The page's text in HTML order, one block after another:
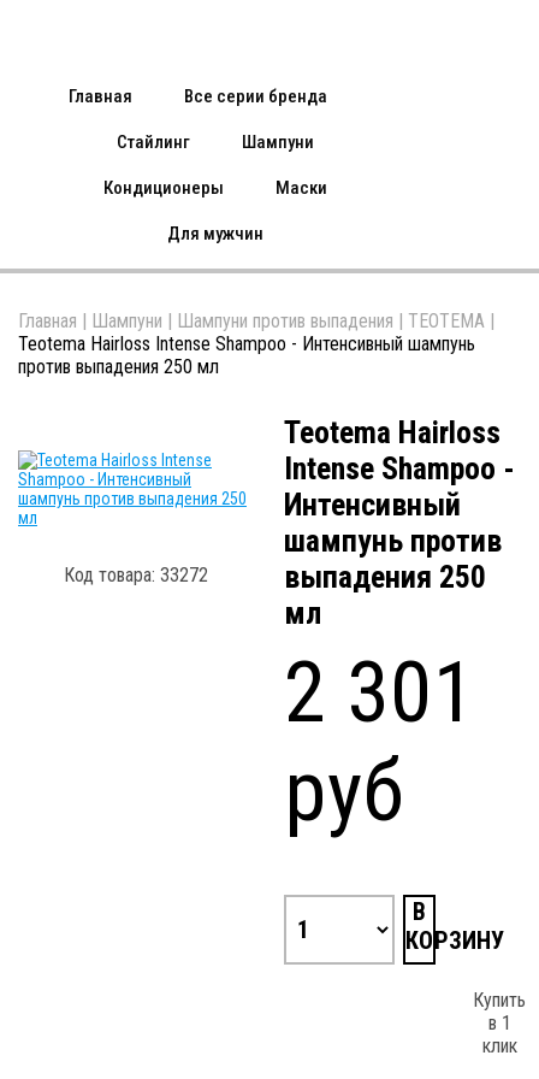
Главная Все серии бренда
Стайлинг Шампуни
Кондиционеры Маски
Для мужчин
Главная | Шампуни | Шампуни против выпадения | TEOTEMA |
Teotema Hairloss Intense Shampoo - Интенсивный шампунь
против выпадения 250 мл
Код товара: 33272
Teotema Hairloss
Intense Shampoo -
Интенсивный
шампунь против
выпадения 250
мл
2 301
руб
В
КОРЗИНУ
Купить
в 1
клик